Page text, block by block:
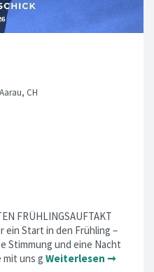
CH
FRÜHLINGSAUFTAKT
Start in den Frühling –
Stimmung und eine Nacht
mit uns g Weiterlesen ➞